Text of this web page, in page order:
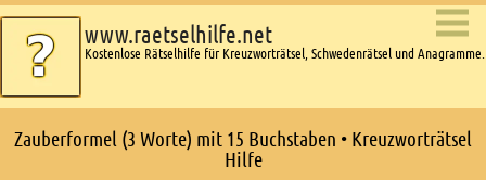
www.raetselhilfe.net
Kostenlose Rätselhilfe für Kreuzworträtsel, Schwedenrätsel und Anagramme.
Zauberformel (3 Worte) mit 15 Buchstaben • Kreuzworträtsel
Hilfe